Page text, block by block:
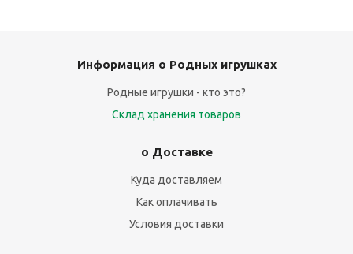
Информация о Родных игрушках
Родные игрушки - кто это?
Склад хранения товаров
о Доставке
Куда доставляем
Как оплачивать
Условия доставки